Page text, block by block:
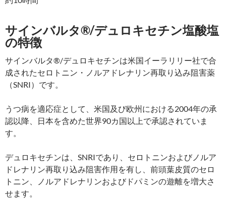
サインバルタ®/デュロキセチン塩酸塩
の特徴
サインバルタ®/デュロキセチンは米国イーラリリー社で合
成されたセロトニン・ノルアドレナリン再取り込み阻害薬
（SNRI）です。
うつ病を適応症として、米国及び欧州における2004年の承
認以降、日本を含めた世界90カ国以上で承認されていま
す。
デュロキセチンは、SNRIであり、セロトニンおよびノルア
ドレナリン再取り込み阻害作用を有し、前頭葉皮質のセロ
トニン、ノルアドレナリンおよびドパミンの遊離を増大さ
せます。